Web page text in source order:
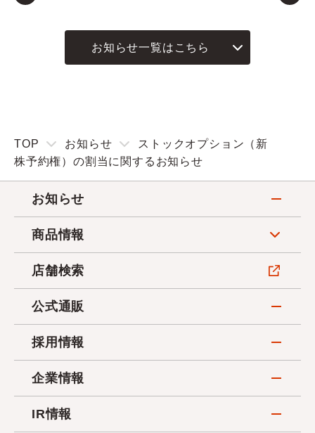
お知らせ一覧はこちら
TOP お知らせ
ストックオプション（新
株予約権）の割当に関するお知らせ
お知らせ
商品情報
店舗検索
公式通販
採用情報
企業情報
IR情報